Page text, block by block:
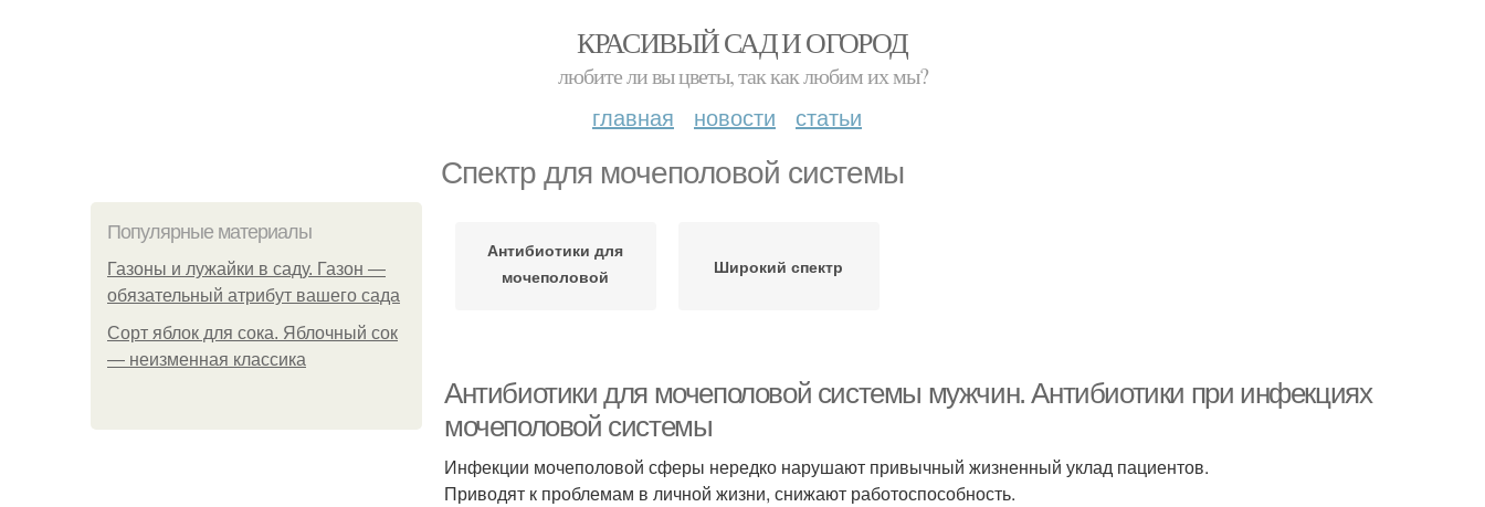
КРАСИВЫЙ САД И ОГОРОД
любите ли вы цветы, так как любим их мы?
главная новости статьи
Спектр для мочеполовой системы
Популярные материалы
Газоны и лужайки в саду. Газон —
обязательный атрибут вашего сада
Сорт яблок для сока. Яблочный сок
— неизменная классика
Антибиотики для
мочеполовой
Широкий спектр
Антибиотики для мочеполовой системы мужчин. Антибиотики при инфекциях
мочеполовой системы
Инфекции мочеполовой сферы нередко нарушают привычный жизненный уклад пациентов.
Приводят к проблемам в личной жизни, снижают работоспособность.